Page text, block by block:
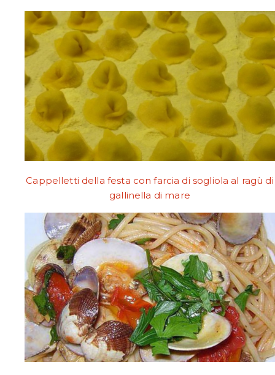
Cappelletti della festa con farcia di sogliola al ragù di
gallinella di mare